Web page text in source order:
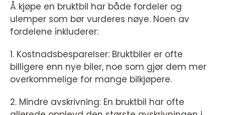
Å kjøpe en bruktbil har både fordeler og
ulemper som bør vurderes nøye. Noen av
fordelene inkluderer:
1. Kostnadsbesparelser: Bruktbiler er ofte
billigere enn nye biler, noe som gjør dem mer
overkommelige for mange bilkjøpere.
2. Mindre avskrivning: En bruktbil har ofte